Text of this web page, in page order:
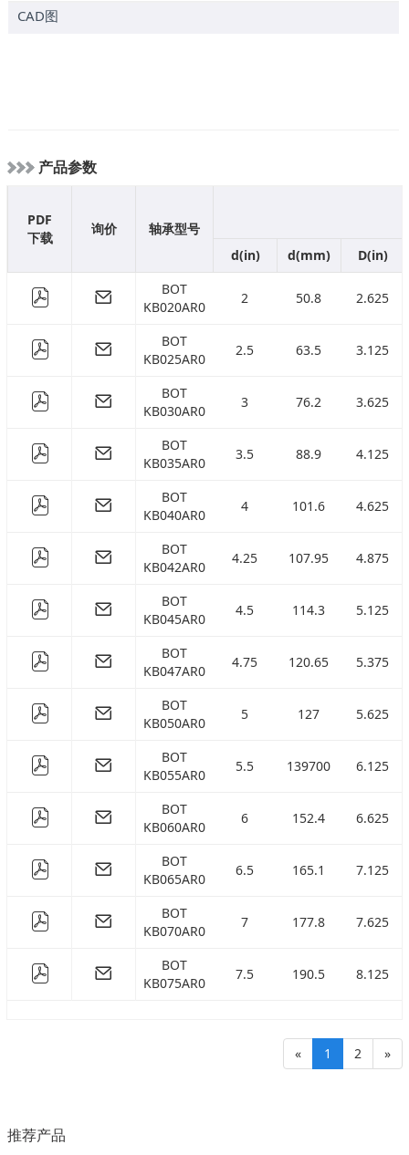
( 196.367 )
( 310.667 )
( 361.467 )
mm
( 463.067 )
( 513.867 )mm
CAD图
产品参数
PDF
下载
询价
轴承型号
d(in)
d(mm)
D(in)
BOT
KB020AR0
2 50.8 2.625
BOT
KB025AR0
2.5 63.5 3.125
BOT
KB030AR0
3 76.2 3.625
BOT
KB035AR0
3.5 88.9 4.125
BOT
KB040AR0
4 101.6 4.625
BOT
KB042AR0
4.25 107.95 4.875
BOT
KB045AR0
4.5 114.3 5.125
BOT
KB047AR0
4.75 120.65 5.375
BOT
KB050AR0
5 127 5.625
BOT
KB055AR0
5.5 139700 6.125
BOT
KB060AR0
6 152.4 6.625
BOT
KB065AR0
6.5 165.1 7.125
BOT
KB070AR0
7 177.8 7.625
BOT
KB075AR0
7.5 190.5 8.125
« 1 2 »
推荐产品